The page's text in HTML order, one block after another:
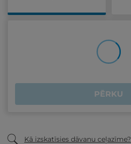
PĒRKU
Kā izskatīsies dāvanu ceļazīme?